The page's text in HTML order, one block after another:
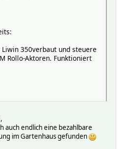
350verbaut und steuere
Rollo-Aktoren. Funktioniert
auch endlich eine bezahlbare
im Gartenhaus gefunden